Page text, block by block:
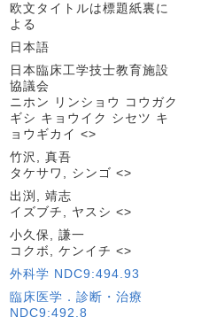
欧文タイトルは標題紙裏に
よる
日本語
日本臨床工学技士教育施設
協議会
ニホン リンショウ コウガク
ギシ キョウイク シセツ キ
ョウギカイ <>
竹沢, 真吾
タケサワ, シンゴ <>
出渕, 靖志
イズブチ, ヤスシ <>
小久保, 謙一
コクボ, ケンイチ <>
外科学 NDC9:494.93
臨床医学．診断・治療
NDC9:492.8